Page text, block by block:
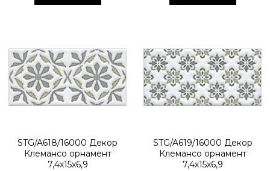
STG/A618/16000 Декор
Клемансо орнамент
7,4х15х6,9
STG/A619/16000 Декор
Клемансо орнамент
7,4х15х6,9